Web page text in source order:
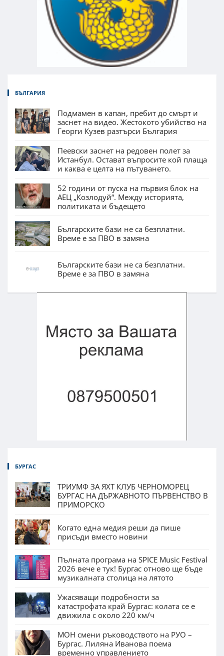
БЪЛГАРИЯ
Подмамен в капан, пребит до смърт и
заснет на видео. Жестокото убийство на
Георги Кузев разтърси България
Пеевски заснет на редовен полет за
Истанбул. Остават въпросите кой плаща
и каква е целта на пътуването.
52 години от пуска на първия блок на
АЕЦ „Козлодуй“. Между историята,
политиката и бъдещето
Българските бази не са безплатни.
Време е за ПВО в замяна
Българските бази не са безплатни.
Време е за ПВО в замяна
БУРГАС
ТРИУМФ ЗА ЯХТ КЛУБ ЧЕРНОМОРЕЦ
БУРГАС НА ДЪРЖАВНОТО ПЪРВЕНСТВО В
ПРИМОРСКО
Когато една медия реши да пише
присъди вместо новини
Пълната програма на SPICE Music Festival
2026 вече е тук! Бургас отново ще бъде
музикалната столица на лятото
Ужасяващи подробности за
катастрофата край Бургас: колата се е
движила с около 220 км/ч
МОН смени ръководството на РУО –
Бургас. Лиляна Иванова поема
временно управлението